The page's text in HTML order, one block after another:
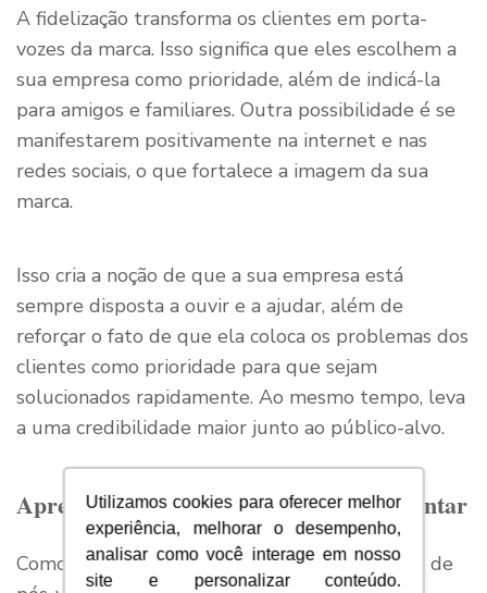
Utilizamos cookies para oferecer melhor
experiência, melhorar o desempenho,
analisar como você interage em nosso
site e personalizar conteúdo.
A fidelização transforma os clientes em porta-
vozes da marca. Isso significa que eles escolhem a
sua empresa como prioridade, além de indicá-la
para amigos e familiares. Outra possibilidade é se
manifestarem positivamente na internet e nas
redes sociais, o que fortalece a imagem da sua
marca.
Isso cria a noção de que a sua empresa está
sempre disposta a ouvir e a ajudar, além de
reforçar o fato de que ela coloca os problemas dos
clientes como prioridade para que sejam
solucionados rapidamente. Ao mesmo tempo, leva
a uma credibilidade maior junto ao público-alvo.
Apresentação de um produto complementar
Como já dissemos, para ter uma eficiente ação de